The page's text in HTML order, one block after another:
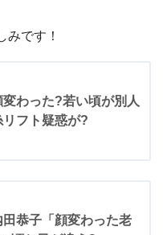
みです！
わった?若い頃が別人
フト疑惑が?
田恭子「顔変わった老